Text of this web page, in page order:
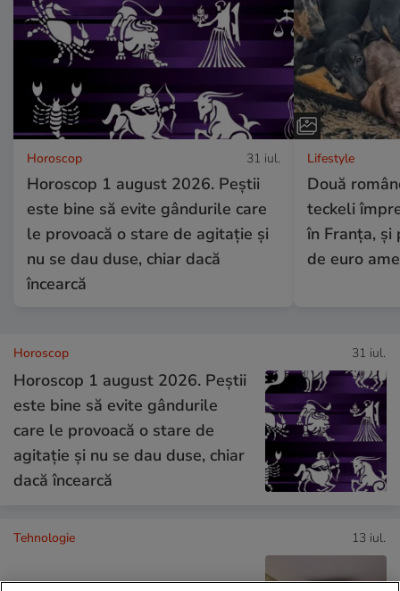
Horoscop 31 iul.
Horoscop 1 august 2026. Peștii
este bine să evite gândurile care
le provoacă o stare de agitație și
nu se dau duse, chiar dacă
încearcă
Lifestyle
Două
teckeli
în Franța,
de euro
Horoscop 31 iul.
Horoscop 1 august 2026. Peștii
este bine să evite gândurile
care le provoacă o stare de
agitație și nu se dau duse, chiar
dacă încearcă
Tehnologie 13 iul.